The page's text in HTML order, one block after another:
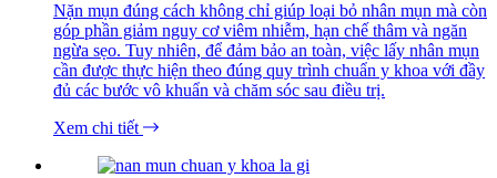
Nặn mụn đúng cách không chỉ giúp loại bỏ nhân mụn mà còn
góp phần giảm nguy cơ viêm nhiễm, hạn chế thâm và ngăn
ngừa sẹo. Tuy nhiên, để đảm bảo an toàn, việc lấy nhân mụn
cần được thực hiện theo đúng quy trình chuẩn y khoa với đầy
đủ các bước vô khuẩn và chăm sóc sau điều trị.
Xem chi tiết